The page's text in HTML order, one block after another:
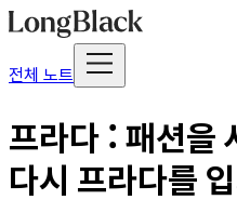
전체 노트
프라다 : 패션을
다시 프라다를